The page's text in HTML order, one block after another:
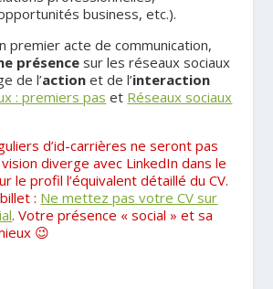
business, etc.).
premier acte de communication,
présencesur les réseaux sociaux
de l’action et de l’interaction
: premiers pas et Réseaux sociaux
d’id-carrières ne seront pas
diverge avec LinkedIn dans le
le profil l’équivalent détaillé du CV.
: Ne mettez pas votre CV sur
. Votre présence « social » et sa
😉